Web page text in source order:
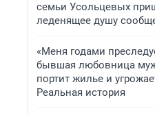
семьи Усольцевых
леденящее душу
«Меня годами
бывшая любовница
портит жилье и
Реальная история